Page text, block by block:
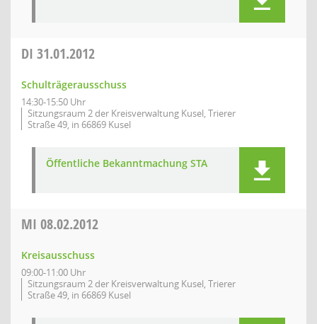
DI 31.01.2012
Schulträgerausschuss
14:30-15:50 Uhr
Sitzungsraum 2 der Kreisverwaltung Kusel, Trierer
Straße 49, in 66869 Kusel
Öffentliche Bekanntmachung STA
MI 08.02.2012
Kreisausschuss
09:00-11:00 Uhr
Sitzungsraum 2 der Kreisverwaltung Kusel, Trierer
Straße 49, in 66869 Kusel